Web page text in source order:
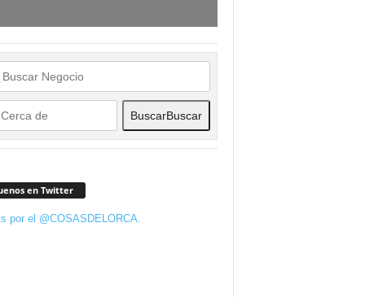
BuscarBuscar
en Twitter
por el @COSASDELORCA.